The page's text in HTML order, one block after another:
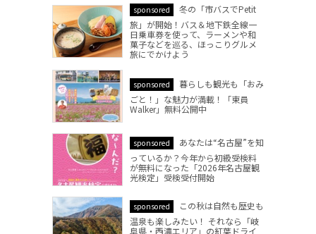
sponsored
冬の「市バスでPetit
旅」が開始！バス＆地下鉄全線一
日乗車券を使って、ラーメンや和
菓子などを巡る、ほっこりグルメ
旅にでかけよう
sponsored
暮らしも観光も「おみ
ごと！」な魅力が満載！「東員
Walker」無料公開中
sponsored
あなたは“名古屋”を知
っているか？今年から初級受検料
が無料になった「2026年名古屋観
光検定」受検受付開始
sponsored
この秋は自然も歴史も
温泉も楽しみたい！ それなら「岐
阜県・西濃エリア」の紅葉ドライ